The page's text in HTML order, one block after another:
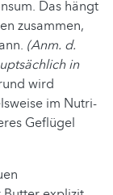
Das hängt
zusammen,
(Anm. d.
in
wird
im Nutri-
Geflügel